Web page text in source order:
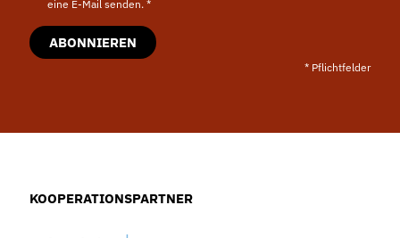
eine E-Mail senden. *
ABONNIEREN
* Pflichtfelder
KOOPERATIONSPARTNER